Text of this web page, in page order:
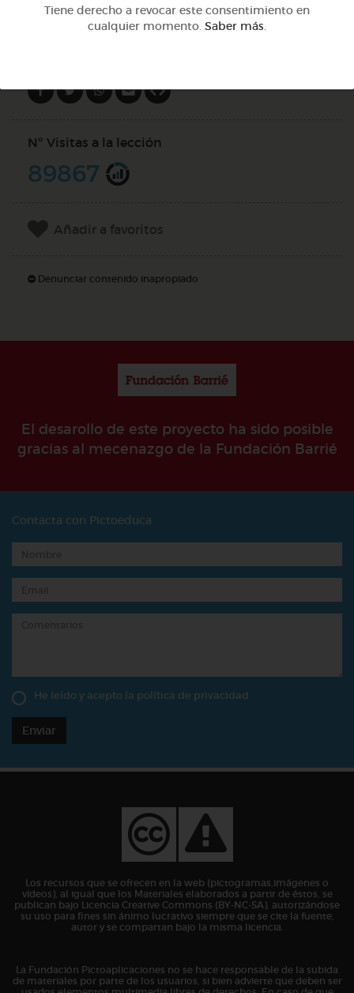
DOCS (2)
Nº Visitas a la lección
89867
Añadir a favoritos
Denunciar contenido inapropiado
El desarollo de este proyecto ha sido posible
gracias al mecenazgo de la Fundación Barrié
Contacta con Pictoeduca
He leído y acepto la política de privacidad
Enviar
Los recursos que se ofrecen en la web (pictogramas,imágenes o
vídeos), al igual que los Materiales elaborados a partir de éstos, se
publican bajo Licencia Creative Commons (BY-NC-SA), autorizándose
su uso para fines sin ánimo lucrativo siempre que se cite la fuente,
autor y se compartan bajo la misma licencia.
La Fundación Pictoaplicaciones no se hace responsable de la subida
de materiales por parte de los usuarios, si bien advierte que deben ser
Tiene derecho a revocar este consentimiento en
cualquier momento. Saber más.